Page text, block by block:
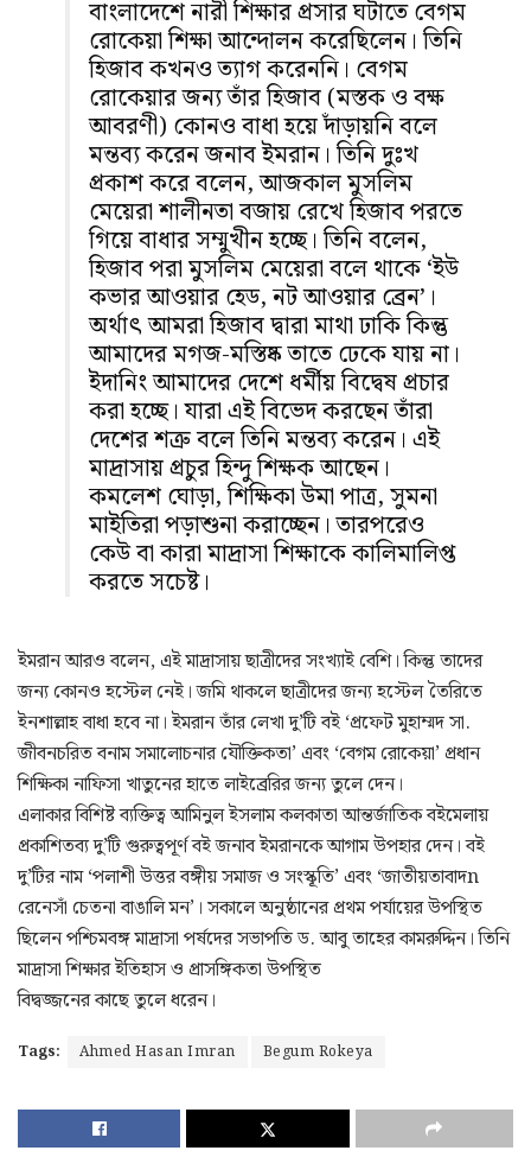
বাংলাদেশে নারী শিক্ষার প্রসার ঘটাতে বেগম
রোকেয়া শিক্ষা আন্দোলন করেছিলেন। তিনি
হিজাব কখনও ত্যাগ করেননি। বেগম
রোকেয়ার জন্য তাঁর হিজাব (মস্তক ও বক্ষ
আবরণী) কোনও বাধা হয়ে দাঁড়ায়নি বলে
মন্তব্য করেন জনাব ইমরান। তিনি দুঃখ
প্রকাশ করে বলেন, আজকাল মুসলিম
মেয়েরা শালীনতা বজায় রেখে হিজাব পরতে
গিয়ে বাধার সম্মুখীন হচ্ছে। তিনি বলেন,
হিজাব পরা মুসলিম মেয়েরা বলে থাকে ‘ইউ
কভার আওয়ার হেড, নট আওয়ার ব্রেন’।
অর্থাৎ আমরা হিজাব দ্বারা মাথা ঢাকি কিন্তু
আমাদের মগজ-মস্তিষ্ক তাতে ঢেকে যায় না।
ইদানিং আমাদের দেশে ধর্মীয় বিদ্বেষ প্রচার
করা হচ্ছে। যারা এই বিভেদ করছেন তাঁরা
দেশের শত্রু বলে তিনি মন্তব্য করেন। এই
মাদ্রাসায় প্রচুর হিন্দু শিক্ষক আছেন।
কমলেশ ঘোড়া, শিক্ষিকা উমা পাত্র, সুমনা
মাইতিরা পড়াশুনা করাচ্ছেন। তারপরেও
কেউ বা কারা মাদ্রাসা শিক্ষাকে কালিমালিপ্ত
করতে সচেষ্ট।
ইমরান আরও বলেন, এই মাদ্রাসায় ছাত্রীদের সংখ্যাই বেশি। কিন্তু তাদের
জন্য কোনও হস্টেল নেই। জমি থাকলে ছাত্রীদের জন্য হস্টেল তৈরিতে
ইনশাল্লাহ বাধা হবে না। ইমরান তাঁর লেখা দু’টি বই ‘প্রফেট মুহাম্মদ সা.
জীবনচরিত বনাম সমালোচনার যৌক্তিকতা’ এবং ‘বেগম রোকেয়া’ প্রধান
শিক্ষিকা নাফিসা খাতুনের হাতে লাইব্রেরির জন্য তুলে দেন।
এলাকার বিশিষ্ট ব্যক্তিত্ব আমিনুল ইসলাম কলকাতা আন্তর্জাতিক বইমেলায়
প্রকাশিতব্য দু’টি গুরুত্বপূর্ণ বই জনাব ইমরানকে আগাম উপহার দেন। বই
দু’টির নাম ‘পলাশী উত্তর বঙ্গীয় সমাজ ও সংস্কূতি’ এবং ‘জাতীয়তাবাদn
রেনেসাঁ চেতনা বাঙালি মন’। সকালে অনুষ্ঠানের প্রথম পর্যায়ের উপস্থিত
ছিলেন পশ্চিমবঙ্গ মাদ্রাসা পর্ষদের সভাপতি ড. আবু তাহের কামরুদ্দিন। তিনি
মাদ্রাসা শিক্ষার ইতিহাস ও প্রাসঙ্গিকতা উপস্থিত
বিদ্বজ্জনের কাছে তুলে ধরেন।
Tags: Ahmed Hasan Imran Begum Rokeya